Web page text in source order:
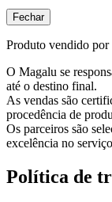
Fechar
Produto vendido por
O Magalu se
até o destino final.
As vendas são
procedência de
Os parceiros são
excelência no
Política de